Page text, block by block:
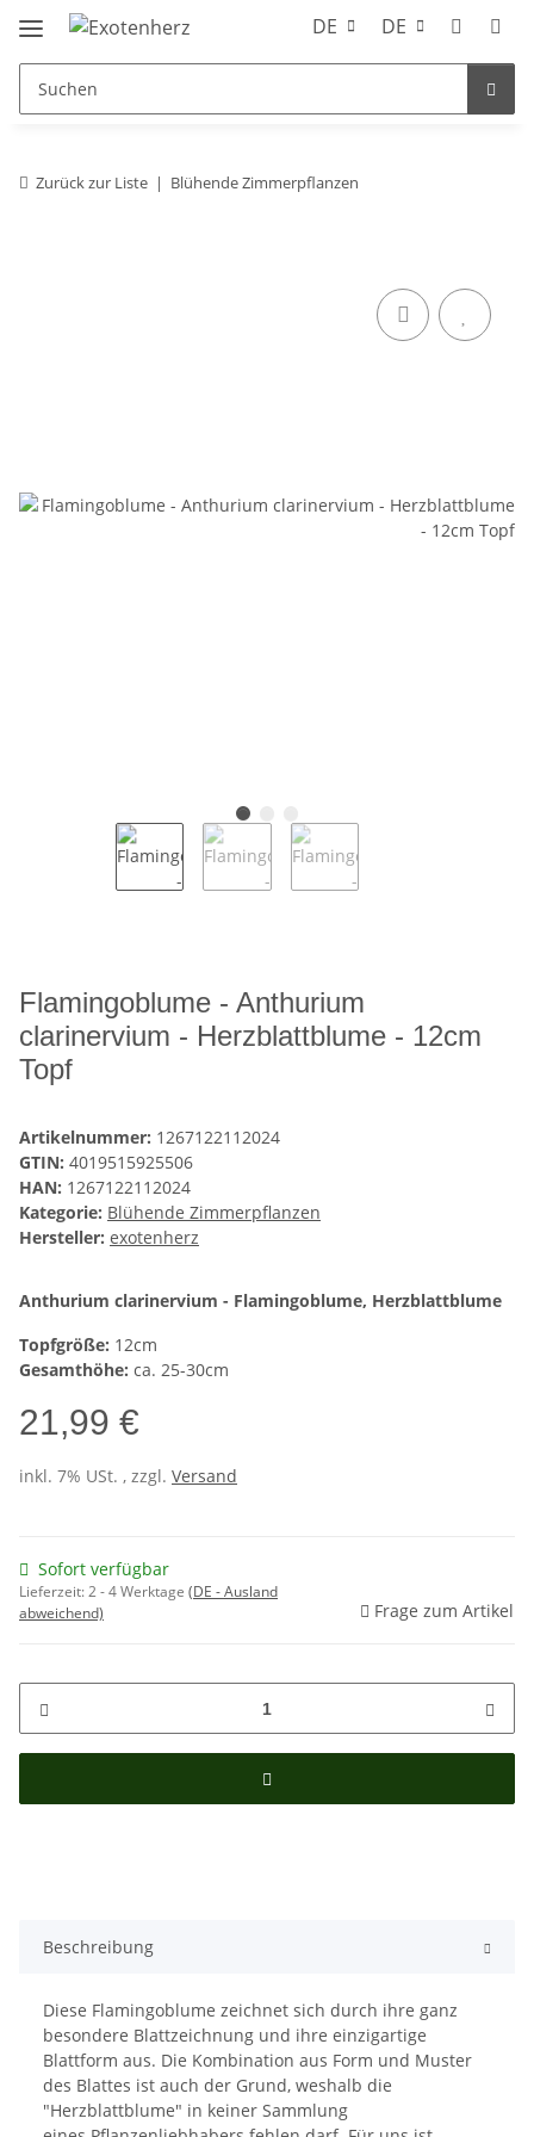
DE DE
Zurück zur Liste Blühende Zimmerpflanzen
Flamingoblume - Anthurium
clarinervium - Herzblattblume - 12cm
Topf
Artikelnummer: 1267122112024
GTIN: 4019515925506
HAN: 1267122112024
Kategorie: Blühende Zimmerpflanzen
Hersteller: exotenherz
Anthurium clarinervium - Flamingoblume, Herzblattblume
Topfgröße: 12cm
Gesamthöhe: ca. 25-30cm
21,99 €
inkl. 7% USt. , zzgl. Versand
Sofort verfügbar
Lieferzeit:2 - 4 Werktage (DE - Ausland
abweichend)
Frage zum Artikel
Beschreibung
Diese Flamingoblume zeichnet sich durch ihre ganz
besondere Blattzeichnung und ihre einzigartige
Blattform aus. Die Kombination aus Form und Muster
des Blattes ist auch der Grund, weshalb die
"Herzblattblume" in keiner Sammlung